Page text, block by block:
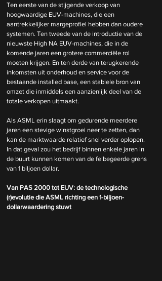
Ten eerste van de stijgende verkoop van
hoogwaardige EUV-machines, die een
aantrekkelijker margeprofiel hebben dan oudere
systemen. Ten tweede van de introductie van de
nieuwste High NA EUV-machines, die in de
komende jaren een grotere commerciële rol
moeten krijgen. En ten derde van terugkerende
inkomsten uit onderhoud en service voor de
bestaande installed base, een stabiele bron van
omzet die inmiddels een aanzienlijk deel van de
totale verkopen uitmaakt.
Als ASML erin slaagt om gedurende meerdere
jaren een stevige winstgroei neer te zetten, dan
kan de marktwaarde relatief snel verder oplopen.
In dat geval zou het bedrijf binnen enkele jaren in
de buurt kunnen komen van de felbegeerde grens
van 1 biljoen dollar.
Van PAS 2000 tot EUV: de technologische
(r)evolutie die ASML richting een 1-biljoen-
dollarwaardering stuwt